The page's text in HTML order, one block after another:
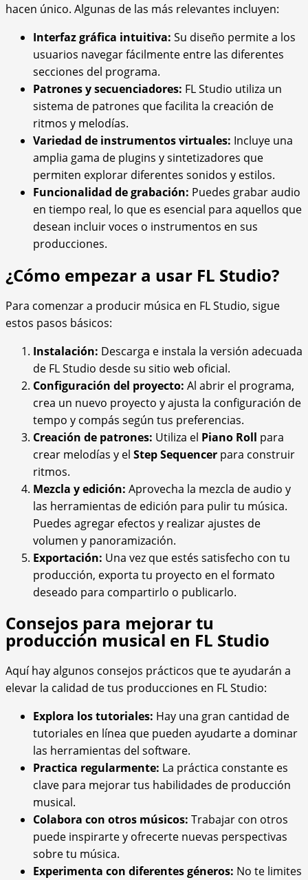
hacen único. Algunas de las más relevantes incluyen:
Interfaz gráfica intuitiva: Su diseño permite a los
usuarios navegar fácilmente entre las diferentes
secciones del programa.
Patrones y secuenciadores: FL Studio utiliza un
sistema de patrones que facilita la creación de
ritmos y melodías.
Variedad de instrumentos virtuales: Incluye una
amplia gama de plugins y sintetizadores que
permiten explorar diferentes sonidos y estilos.
Funcionalidad de grabación: Puedes grabar audio
en tiempo real, lo que es esencial para aquellos que
desean incluir voces o instrumentos en sus
producciones.
¿Cómo empezar a usar FL Studio?
Para comenzar a producir música en FL Studio, sigue
estos pasos básicos:
Instalación: Descarga e instala la versión adecuada
de FL Studio desde su sitio web oficial.
Configuración del proyecto: Al abrir el programa,
crea un nuevo proyecto y ajusta la configuración de
tempo y compás según tus preferencias.
Creación de patrones: Utiliza el Piano Roll para
crear melodías y el Step Sequencer para construir
ritmos.
Mezcla y edición: Aprovecha la mezcla de audio y
las herramientas de edición para pulir tu música.
Puedes agregar efectos y realizar ajustes de
volumen y panoramización.
Exportación: Una vez que estés satisfecho con tu
producción, exporta tu proyecto en el formato
deseado para compartirlo o publicarlo.
Consejos para mejorar tu
producción musical en FL Studio
Aquí hay algunos consejos prácticos que te ayudarán a
elevar la calidad de tus producciones en FL Studio:
Explora los tutoriales: Hay una gran cantidad de
tutoriales en línea que pueden ayudarte a dominar
las herramientas del software.
Practica regularmente: La práctica constante es
clave para mejorar tus habilidades de producción
musical.
Colabora con otros músicos: Trabajar con otros
puede inspirarte y ofrecerte nuevas perspectivas
sobre tu música.
Experimenta con diferentes géneros: No te limites